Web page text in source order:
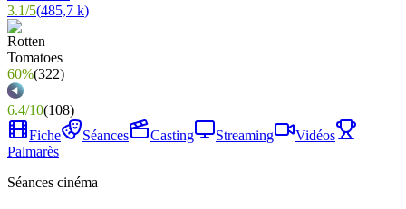
3.1/5(485,7 k)
60%(322)
6.4/10(108)
Fiche
Séances Casting Streaming
Vidéos
Palmarès
Séances cinéma